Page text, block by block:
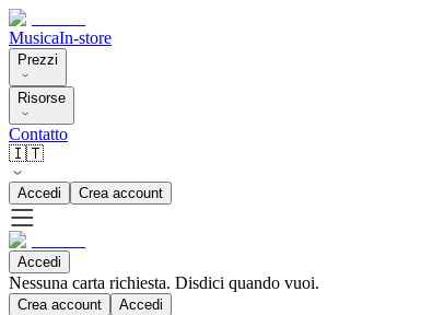
MusicaIn-store
Prezzi
Risorse
Contatto
🇮🇹
Accedi Crea account
Accedi
Nessuna carta richiesta. Disdici quando vuoi.
Crea account Accedi